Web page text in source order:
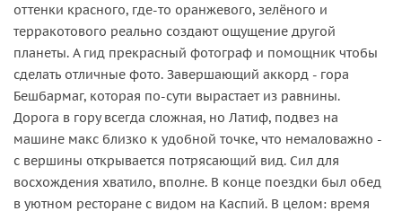
оттенки красного, где-то оранжевого, зелёного и
терракотового реально создают ощущение другой
планеты. А гид прекрасный фотограф и помощник чтобы
сделать отличные фото. Завершающий аккорд - гора
Бешбармаг, которая по-сути вырастает из равнины.
Дорога в гору всегда сложная, но Латиф, подвез на
машине макс близко к удобной точке, что немаловажно -
с вершины открывается потрясающий вид. Сил для
восхождения хватило, вполне. В конце поездки был обед
в уютном ресторане с видом на Каспий. В целом: время